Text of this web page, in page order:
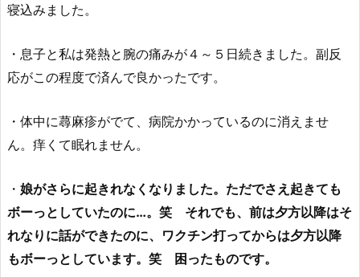
寝込みました。
・息子と私は発熱と腕の痛みが４～５日続きました。副反
応がこの程度で済んで良かったです。
・体中に蕁麻疹がでて、病院かかっているのに消えませ
ん。痒くて眠れません。
・ 娘がさらに起きれなくなりました。ただでさえ起きても
ボーっとしていたのに…。笑 それでも、前は夕方以降はそ
れなりに話ができたのに、ワクチン打ってからは夕方以降
もボーっとしています。笑 困ったものです。